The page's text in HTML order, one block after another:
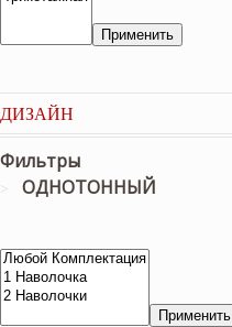
Применить
ДИЗАЙН
Фильтры
ОДНОТОННЫЙ
Применить